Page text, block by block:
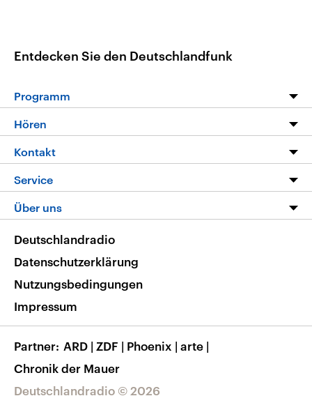
Entdecken Sie den Deutschlandfunk
Programm
Programm
Die Nachrichten
Nachrichtenleicht
Neue Beiträge auf dlf.de
Hören
Livestream
Podcasts
Deutschlandfunk App
Nachrichten App
Frequenzen
Kontakt
Hörerservice
Service
FAQ
Veranstaltungen
Musikliste
RSS
Über uns
Barrierefreiheit
Deutschlandradio © 2026
Deutschlandradio
Datenschutzerklärung
Nutzungsbedingungen
Impressum
Partner ARD | ZDF | Phoenix | arte |
Chronik der Mauer